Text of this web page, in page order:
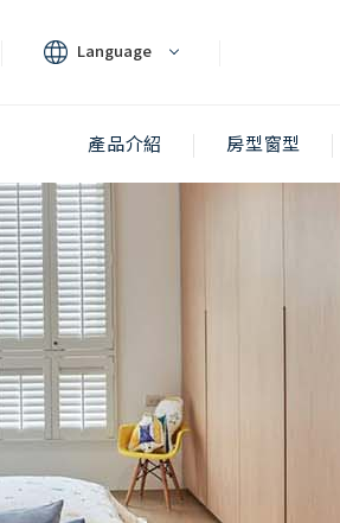
Language
產品介紹 房型窗型